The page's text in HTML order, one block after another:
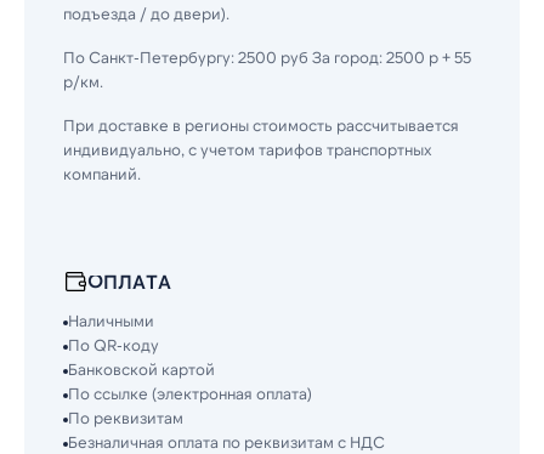
подъезда / до двери).
По Санкт-Петербургу: 2500 руб За город: 2500 р + 55
р/км.
При доставке в регионы стоимость рассчитывается
индивидуально, с учетом тарифов транспортных
компаний.
ОПЛАТА
Наличными
По QR-коду
Банковской картой
По ссылке (электронная оплата)
По реквизитам
Безналичная оплата по реквизитам с НДС